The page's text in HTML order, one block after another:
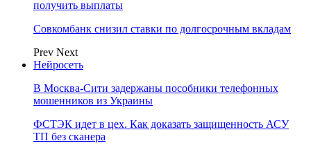
получить выплаты
Совкомбанк снизил ставки по долгосрочным вкладам
Prev Next
Нейросеть
В Москва-Сити задержаны пособники телефонных
мошенников из Украины
ФСТЭК идет в цех. Как доказать защищенность АСУ
ТП без сканера